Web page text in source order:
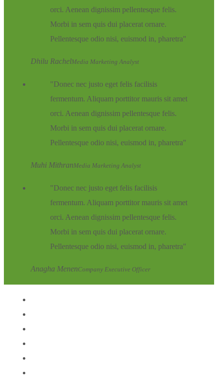
orci. Aenean dignissim pellentesque felis.
Morbi in sem quis dui placerat ornare.
Pellentesque odio nisi, euismod in, pharetra
Dhilu RachelMedia Marketing Analyst
Donec nec justo eget felis facilisis
fermentum. Aliquam porttitor mauris sit amet
orci. Aenean dignissim pellentesque felis.
Morbi in sem quis dui placerat ornare.
Pellentesque odio nisi, euismod in, pharetra
Muhi MithranMedia Marketing Analyst
Donec nec justo eget felis facilisis
fermentum. Aliquam porttitor mauris sit amet
orci. Aenean dignissim pellentesque felis.
Morbi in sem quis dui placerat ornare.
Pellentesque odio nisi, euismod in, pharetra
Anagha MenenCompany Executive Officer